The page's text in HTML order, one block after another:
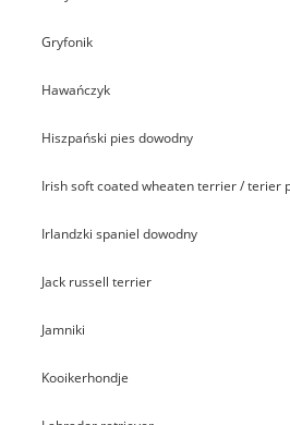
Gryfonik
Hawańczyk
Hiszpański pies dowodny
Irish soft coated wheaten terrier / terier
Irlandzki spaniel dowodny
Jack russell terrier
Jamniki
Kooikerhondje